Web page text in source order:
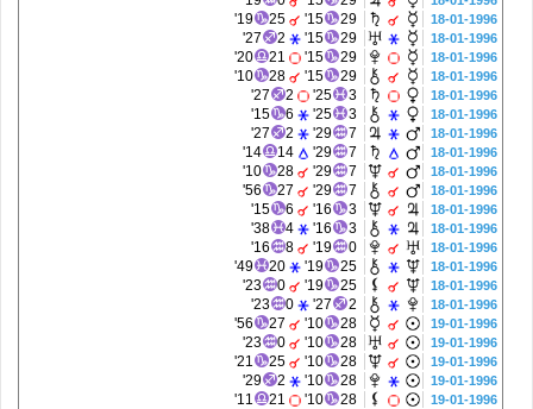
18-01-1996
29
15'
25
19'
18-01-1996
29
15'
2
27'
18-01-1996
29
15'
21
20'
18-01-1996
29
15'
28
10'
18-01-1996
3
25'
2
27'
18-01-1996
3
25'
6
15'
18-01-1996
7
29'
2
27'
18-01-1996
7
29'
14
14'
18-01-1996
7
29'
28
10'
18-01-1996
7
29'
27
56'
18-01-1996
3
16'
6
15'
18-01-1996
3
16'
4
38'
18-01-1996
0
19'
8
16'
18-01-1996
25
19'
20
49'
18-01-1996
25
19'
0
23'
18-01-1996
2
27'
0
23'
19-01-1996
28
10'
27
56'
19-01-1996
28
10'
0
23'
19-01-1996
28
10'
25
21'
19-01-1996
28
10'
2
29'
19-01-1996
28
10'
21
11'